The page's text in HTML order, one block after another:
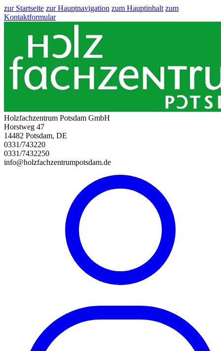
zur Startseite zur Hauptnavigation zum Hauptinhalt zum
Kontaktformular
Holzfachzentrum Potsdam GmbH
Horstweg 47
14482 Potsdam, DE
0331/743220
0331/7432250
info@holzfachzentrumpotsdam.de